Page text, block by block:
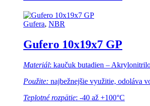
Gufera, NBR
Gufero 10x19x7 GP
Materiál: kaučuk butadien –
Použite: najbežnejšie využitie, odoláva
Teplotné rozpätie: -40 až +100°C